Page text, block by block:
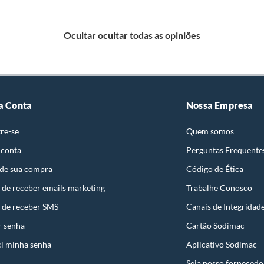
a respectiva Nota Fiscal, quando será agendada
A resposta ao cliente deverá ser imediata. Sendo
poderá ser substituído, imediatamente, acrescido
condições de uso;
Ocultar ocultar todas as opiniões
Conta
se
sua compra
receber emails marketing
receber SMS
senha
minha senha
Nossa Empresa
Quem somos
Perguntas
Código de Ética
Trabalhe Conosco
Canais de
Cartão Sodimac
Aplicativo Sodimac